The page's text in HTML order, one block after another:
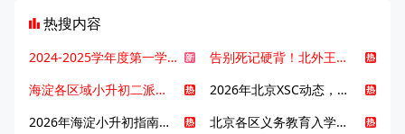
热搜内容
2024-2025学年度第一学期北京各区期末考试真题试卷汇总
告别死记硬背！北外王牌精读词汇课，帮孩子突破英语词汇难关
海淀各区域小升初二派全攻略合集！区域一至五志愿填报、升学策略详解
2026年北京XSC动态，持续更新中ing...
2026年海淀小升初指南，一文了解招生政策要点
北京各区义务教育入学咨询电话汇总，25年小升初家长提前收藏